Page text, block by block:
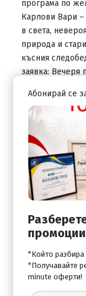
програма по
Карлови Вари
в света,
природа и
късния
заявка: Вечеря
ДЕН 6
Закуска.
в
на десетки
Братислава,
за Унгария.
Нощувка.
ДЕН 7
Закуска.
на автогара
Абонирай се
*Който
*Получавайте
minute оферти!